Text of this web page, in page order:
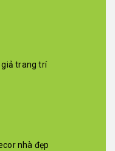
giả trang trí
nhà đẹp